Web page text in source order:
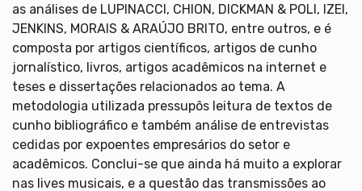
as análises de LUPINACCI, CHION, DICKMAN & POLI, IZEI,
JENKINS, MORAIS & ARAÚJO BRITO, entre outros, e é
composta por artigos científicos, artigos de cunho
jornalístico, livros, artigos acadêmicos na internet e
teses e dissertações relacionados ao tema. A
metodologia utilizada pressupôs leitura de textos de
cunho bibliográfico e também análise de entrevistas
cedidas por expoentes empresários do setor e
acadêmicos. Conclui-se que ainda há muito a explorar
nas lives musicais, e a questão das transmissões ao